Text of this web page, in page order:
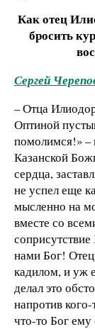
Как отец
бросить
Сергей
– Отца
Оптиной
помолимся!» –
Казанской
сердца,
не успел еще
мысленно на
вместе со
нами Бог! Отец
кадилом, и уж
делал это
напротив
что-то Бог